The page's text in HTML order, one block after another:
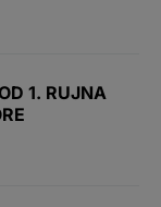
1. RUJNA